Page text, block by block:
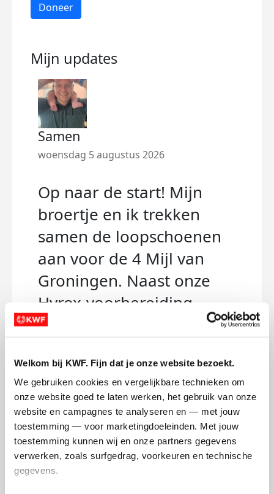
Welkom bij KWF. Fijn dat je onze website bezoekt.
We gebruiken cookies en vergelijkbare technieken om
onze website goed te laten werken, het gebruik van onze
website en campagnes te analyseren en — met jouw
toestemming — voor marketingdoeleinden. Met jouw
toestemming kunnen wij en onze partners gegevens
verwerken, zoals surfgedrag, voorkeuren en technische
gegevens.
Doneer
Mijn updates
Samen
woensdag 5 augustus 2026
Op naar de start! Mijn
broertje en ik trekken
samen de loopschoenen
aan voor de 4 Mijl van
Groningen. Naast onze
Hyrox-voorbereiding
wilden we er nog iets
lopen we deze keer voor
het goede doel:KWF
Kankerbestrijding.
Bijna iedereen kent wel
iemand die met kanker te